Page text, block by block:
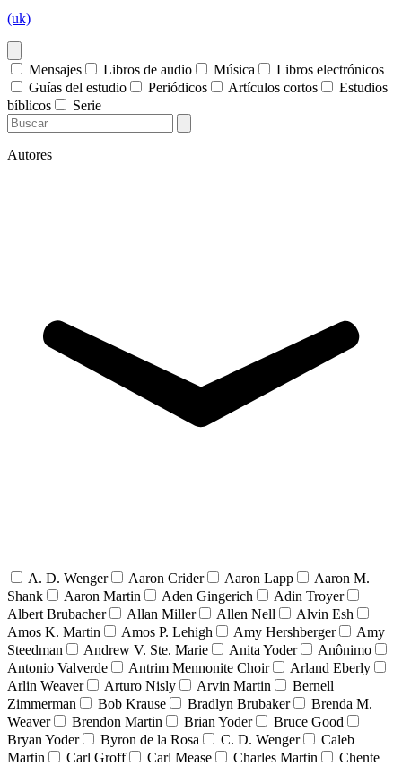
(uk)
Mensajes Libros de audio Música
Libros electrónicos
Guías del estudio
Periódicos Artículos cortos
Estudios
bíblicos
Serie
Autores
A. D. Wenger Aaron Crider Aaron Lapp
Aaron M.
Shank
Aaron Martin Aden Gingerich
Adin Troyer
Albert Brubacher
Allan Miller Allen Nell
Alvin Esh
Amos K. Martin
Amos P. Lehigh Amy Hershberger
Amy
Steedman
Andrew V. Ste. Marie Anita Yoder
Anônimo
Antonio Valverde
Antrim Mennonite Choir
Arland Eberly
Arlin Weaver
Arturo Nisly Arvin Martin
Bernell
Zimmerman
Bob Krause Bradlyn Brubaker
Brenda M.
Weaver
Brendon Martin Brian Yoder
Bruce Good
Bryan Yoder
Byron de la Rosa C. D. Wenger
Caleb
Martin
Carl Groff Carl Mease Charles Martin
Chente